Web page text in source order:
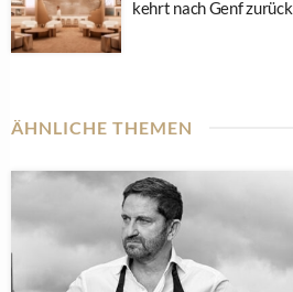
kehrt nach Genf zurück
ÄHNLICHE THEMEN